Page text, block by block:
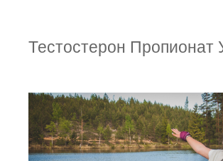
Тестостерон Пропионат